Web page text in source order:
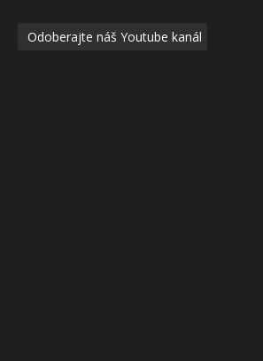
Odoberajte náš Youtube kanál